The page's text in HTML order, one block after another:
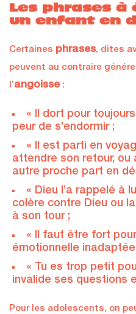
Les phrases à
un enfant en
Certaines phrases, dites
peuvent au contraire
l’angoisse :
« Il dort pour
peur de s’endormir ;
« Il est parti en
attendre son retour, ou
autre proche part en
« Dieu l’a rappelé à
colère contre Dieu ou
à son tour ;
« Il faut être fort
émotionnelle
« Tu es trop petit
invalide ses questions
Pour les adolescents, on